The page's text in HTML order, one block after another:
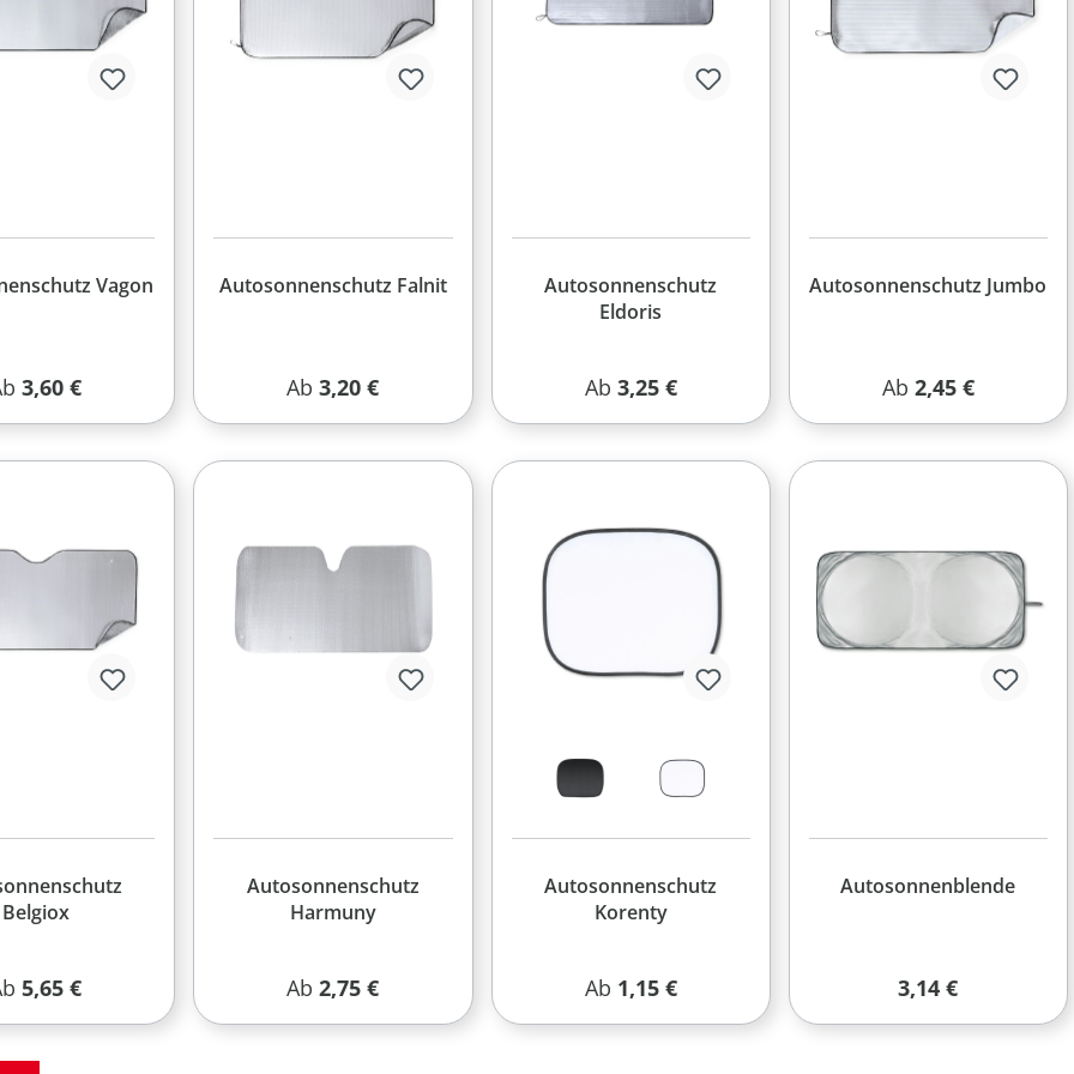
Vagon
Preis:
3,60 €
Autosonnenschutz Falnit
Regulärer Preis:
Ab3,20 €
Autosonnenschutz
Eldoris
Regulärer Preis:
Ab 3,25 €
Autosonnenschutz Jumbo
Regulärer Preis:
Ab 2,45 €
Belgiox
Preis:
5,65 €
Autosonnenschutz
Harmuny
Regulärer Preis:
Ab2,75 €
Autosonnenschutz
Korenty
Regulärer Preis:
Ab 1,15 €
Autosonnenblende
Regulärer Preis:
3,14 €